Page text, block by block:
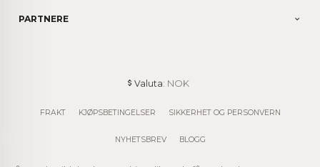
PARTNERE
Valuta: NOK
FRAKT KJØPSBETINGELSER SIKKERHET OG PERSONVERN
NYHETSBREV BLOGG